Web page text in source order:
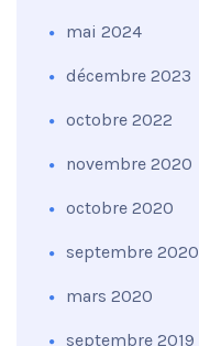
mai 2024
décembre 2023
octobre 2022
novembre 2020
octobre 2020
septembre 2020
mars 2020
septembre 2019